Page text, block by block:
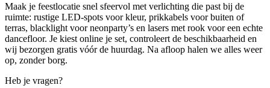
Maak je feestlocatie snel sfeervol met verlichting die past bij de
ruimte: rustige LED-spots voor kleur, prikkabels voor buiten of
terras, blacklight voor neonparty’s en lasers met rook voor een echte
dancefloor. Je kiest online je set, controleert de beschikbaarheid en
wij bezorgen gratis vóór de huurdag. Na afloop halen we alles weer
op, zonder borg.
Heb je vragen?